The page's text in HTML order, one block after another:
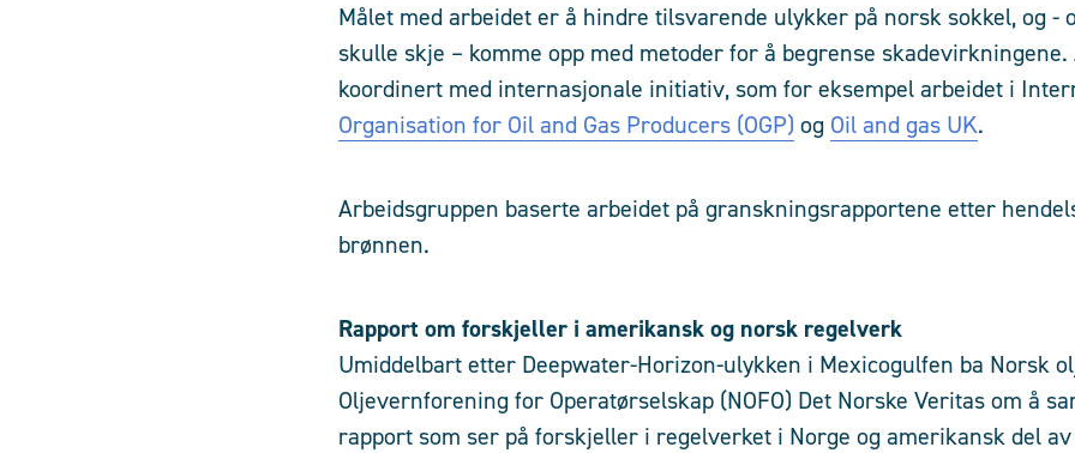
Målet med arbeidet er å hindre tilsvarende ulykker på norsk sokkel, og -
skulle skje – komme opp med metoder for å begrense
koordinert med internasjonale initiativ, som for eksempel arbeidet i
Organisation for Oil and Gas Producers (OGP) og Oil and gas UK.
Arbeidsgruppen baserte arbeidet på granskningsrapportene etter
brønnen.
Rapport om forskjeller i amerikansk og norsk regelverk
Umiddelbart etter Deepwater-Horizon-ulykken i Mexicogulfen ba Norsk
Oljevernforening for Operatørselskap (NOFO) Det Norske Veritas om å
rapport som ser på forskjeller i regelverket i Norge og amerikansk del